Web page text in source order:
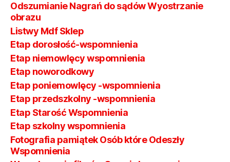
Odszumianie Nagrań do sądów Wyostrzanie
obrazu
Listwy Mdf Sklep
Etap dorosłość-wspomnienia
Etap niemowlęcy wspomnienia
Etap noworodkowy
Etap poniemowlęcy -wspomnienia
Etap przedszkolny -wspomnienia
Etap Starość Wspomnienia
Etap szkolny wspomnienia
Fotografia pamiątek Osób które Odeszły
Wspomnienia